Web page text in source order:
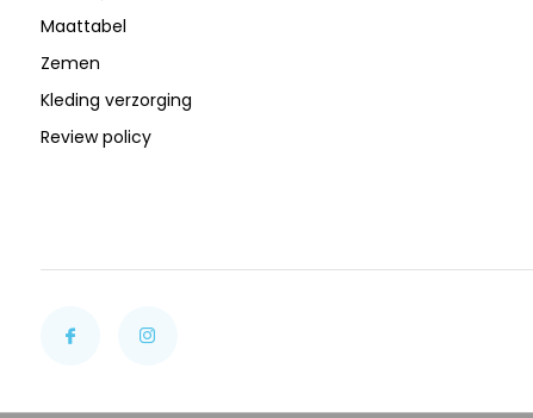
Maattabel
Zemen
Kleding verzorging
Review policy